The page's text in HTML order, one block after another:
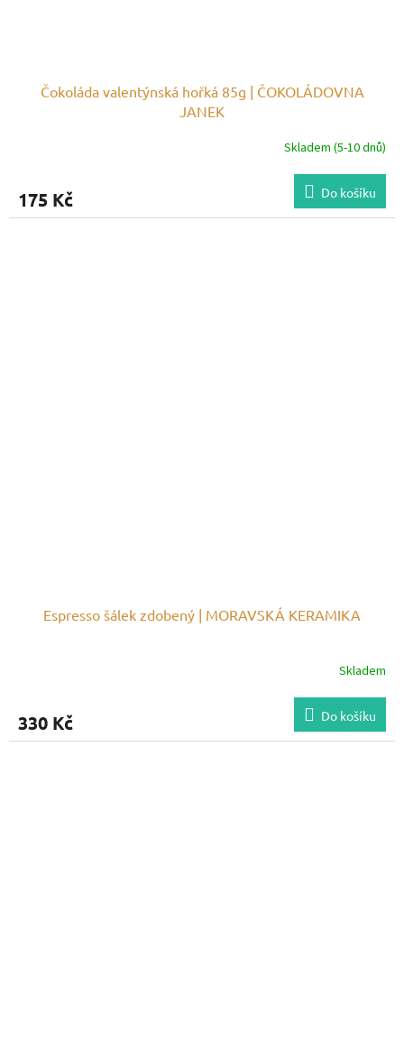
Čokoláda valentýnská hořká 85g | ČOKOLÁDOVNA
JANEK
Skladem (5-10 dnů)
175 Kč Do košíku
Espresso šálek zdobený | MORAVSKÁ KERAMIKA
Skladem
330 Kč Do košíku